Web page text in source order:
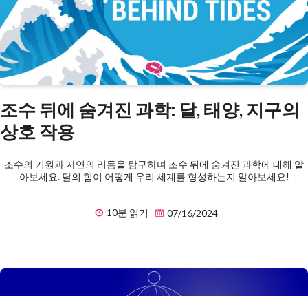
조수 뒤에 숨겨진 과학: 달, 태양, 지구의
상호 작용
조수의 기원과 자연의 리듬을 탐구하며 조수 뒤에 숨겨진 과학에 대해 알
아보세요. 달의 힘이 어떻게 우리 세계를 형성하는지 알아보세요!
10분 읽기 07/16/2024